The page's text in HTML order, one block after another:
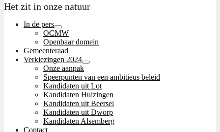
Het zit in onze natuur
In de pers
Menu
Toggle
OCMW
Openbaar domein
Gemeenteraad
Verkiezingen 2024
Menu
Onze aanpak
Speerpunten van een ambitieus beleid
Kandidaten uit Lot
Kandidaten Huizingen
Kandidaten uit Beersel
Kandidaten uit Dworp
Kandidaten Alsemberg
Contact